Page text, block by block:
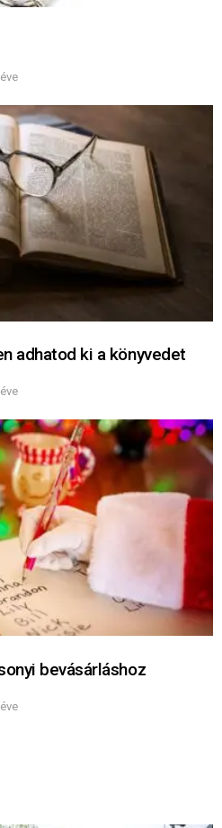
adhatod ki a könyvedet
bevásárláshoz